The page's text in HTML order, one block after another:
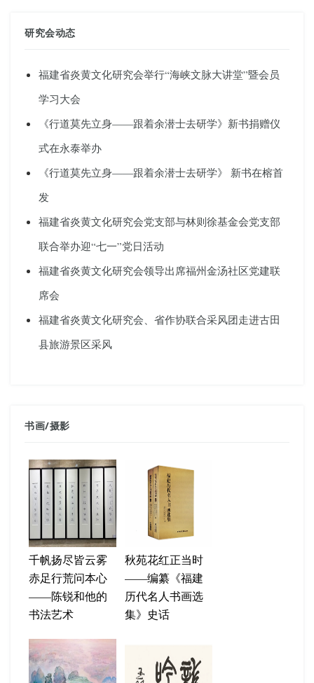
研究会动态
福建省炎黄文化研究会举行“海峡文脉大讲堂”暨会员
学习大会
《行道莫先立身——跟着余潜士去研学》新书捐赠仪
式在永泰举办
《行道莫先立身——跟着余潜士去研学》 新书在榕首
发
福建省炎黄文化研究会党支部与林则徐基金会党支部
联合举办迎“七一”党日活动
福建省炎黄文化研究会领导出席福州金汤社区党建联
席会
福建省炎黄文化研究会、省作协联合采风团走进古田
县旅游景区采风
书画/摄影
千帆扬尽皆云雾
赤足行荒问本心
——陈锐和他的
书法艺术
秋苑花红正当时
——编纂《福建
历代名人书画选
集》史话